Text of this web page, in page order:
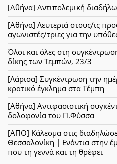
[Αθήνα] Αντιπολεμική
[Αθήνα] Λευτεριά στους/ις
αγωνιστές/τριες για την
Όλοι και όλες στη
δίκης των Τεμπών, 23/3
[Λάρισα] Συγκέντρωση την
κρατικό έγκλημα στα Τέμπη
[Αθήνα] Αντιφασιστική
δολοφονία του Π.Φύσσα
[ΑΠΟ] Κάλεσμα στις
Θεσσαλονίκη | Ενάντια στην
που τη γεννά και τη θρέφει